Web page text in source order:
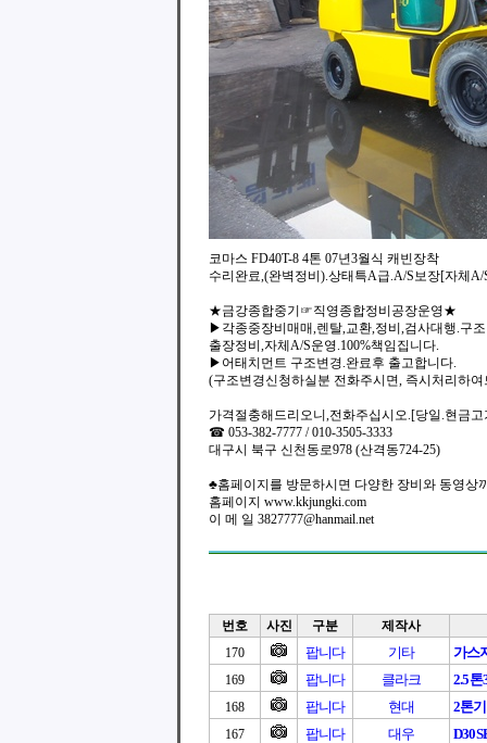
코마스 FD40T-8 4톤 07년3월식 캐빈장착
수리완료,(완벽정비).상태특A급.A/S보장[자체A/
★금강종합중기☞직영종합정비공장운영★
▶각종중장비매매,렌탈,교환,정비,검사대행.구
출장정비,자체A/S운영.100%책임집니다.
▶어태치먼트 구조변경.완료후 출고합니다.
(구조변경신청하실분 전화주시면, 즉시처리하
가격절충해드리오니,전화주십시오.[당일.현금
☎ 053-382-7777 / 010-3505-3333
대구시 북구 신천동로978 (산격동724-25)
♣홈페이지를 방문하시면 다양한 장비와 동영상
홈페이지 www.kkjungki.com
이 메 일 3827777@hanmail.net
번호 사진 구분
제작사
170
팝니다 기타 가스
169 팝니다 클라크 2.5톤
168 팝니다 현대 2톤
167 팝니다 대우